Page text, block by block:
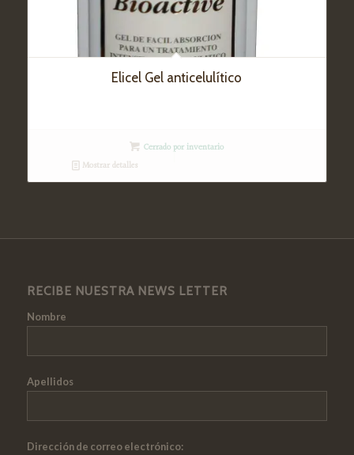
Elicel Gel anticelulítico
Cerrado por inventario
Mostrar detalles
RECIBE NUESTRA NEWS LETTER
Nombre
Apellidos
Dirección de correo electrónico: